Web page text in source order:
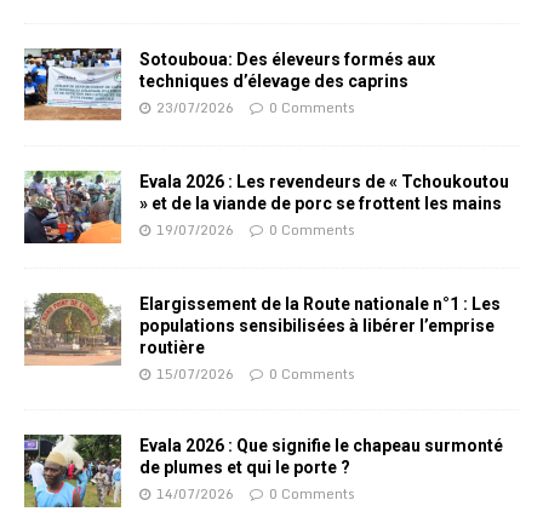
Sotouboua: Des éleveurs formés aux
techniques d’élevage des caprins
23/07/2026 0 Comments
Evala 2026 : Les revendeurs de « Tchoukoutou
» et de la viande de porc se frottent les mains
19/07/2026 0 Comments
Elargissement de la Route nationale n°1 : Les
populations sensibilisées à libérer l’emprise
routière
15/07/2026 0 Comments
Evala 2026 : Que signifie le chapeau surmonté
de plumes et qui le porte ?
14/07/2026 0 Comments